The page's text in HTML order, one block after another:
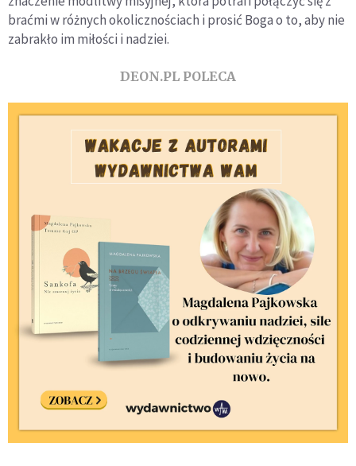
braćmi w różnych okolicznościach i prosić Boga o to, aby nie
zabrakło im miłości i nadziei.
DEON.PL POLECA